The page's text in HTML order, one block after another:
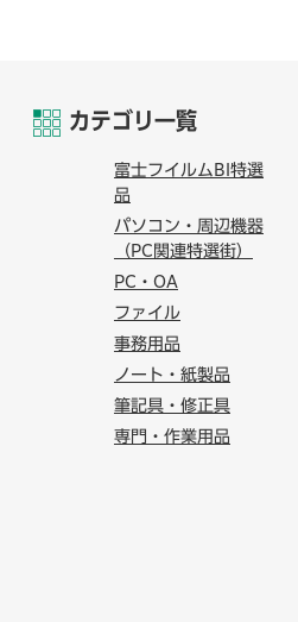
カテゴリ一覧
富士フイルムBI特選
品
パソコン・周辺機器
（PC関連特選街）
PC・OA
ファイル
事務用品
ノート・紙製品
筆記具・修正具
専門・作業用品